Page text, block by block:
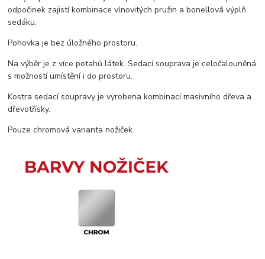
odpočinek zajistí kombinace vlnovitých pružin a bonellová výplň
sedáku.
Pohovka je bez úložného prostoru.
Na výběr je z více potahů látek. Sedací souprava je celočalouněná
s možností umístění i do prostoru.
Kostra sedací soupravy je vyrobena kombinací masivního dřeva a
dřevotřísky.
Pouze chromová varianta nožiček.